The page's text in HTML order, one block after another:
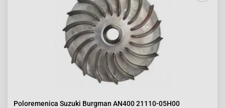
Poloremenica Suzuki Burgman AN400 21110-05H00